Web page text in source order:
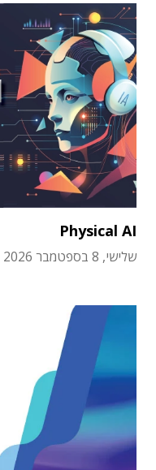
Physical AI
שלישי, 8 בספטמבר 2026